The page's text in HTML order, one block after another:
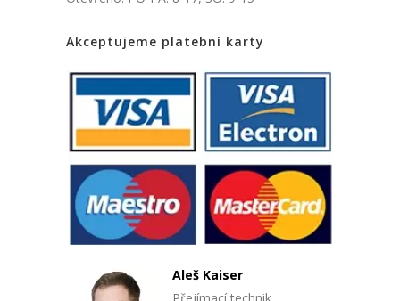
Akceptujeme platební karty
Aleš Kaiser